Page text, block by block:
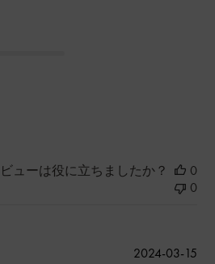
ューは役に立ちましたか？
0
0
公
2024-03-15